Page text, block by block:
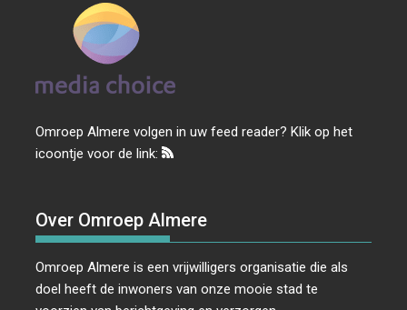
Omroep Almere volgen in uw feed reader? Klik op het
icoontje voor de link:
Over Omroep Almere
Omroep Almere is een vrijwilligers organisatie die als
doel heeft de inwoners van onze mooie stad te